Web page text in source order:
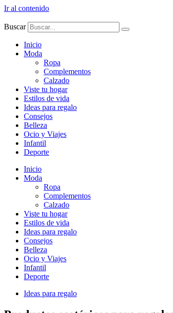
Ir al contenido
Buscar
Inicio
Moda
Ropa
Complementos
Calzado
Viste tu hogar
Estilos de vida
Ideas para regalo
Consejos
Belleza
Ocio y Viajes
Infantil
Deporte
Inicio
Moda
Ropa
Complementos
Calzado
Viste tu hogar
Estilos de vida
Ideas para regalo
Consejos
Belleza
Ocio y Viajes
Infantil
Deporte
Ideas para regalo